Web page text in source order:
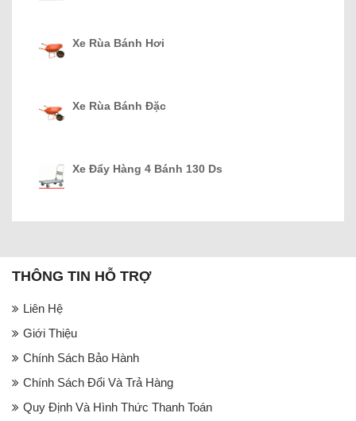
Xe Rùa Bánh Hơi
Xe Rùa Bánh Đặc
Xe Đẩy Hàng 4 Bánh 130 Ds
THÔNG TIN HỖ TRỢ
Liên Hệ
Giới Thiệu
Chính Sách Bảo Hành
Chính Sách Đổi Và Trả Hàng
Quy Định Và Hình Thức Thanh Toán